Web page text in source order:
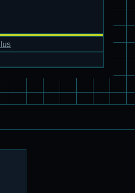
スコープドッグ拡張セット3～5
&